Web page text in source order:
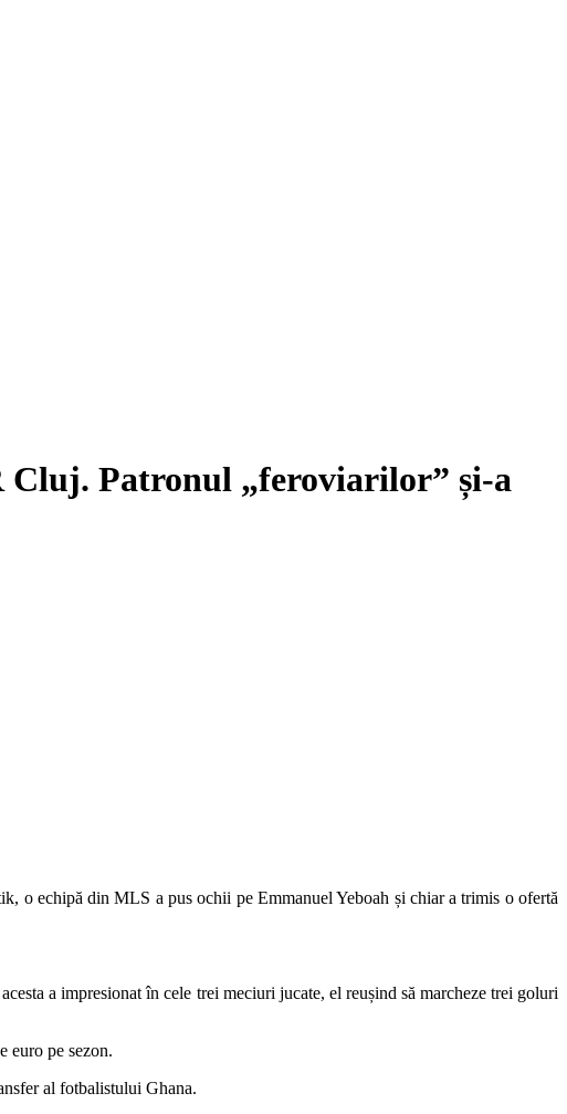
Cluj. Patronul „feroviarilor” și-a
o echipă din MLS a pus ochii pe Emmanuel Yeboah și chiar a trimis o ofertă
a impresionat în cele trei meciuri jucate, el reușind să marcheze trei goluri
euro pe sezon.
al fotbalistului Ghana.